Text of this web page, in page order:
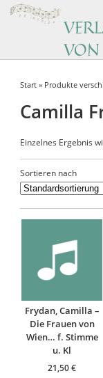
VON
Music by women
Start » Produkte
Camilla
Einzelnes Ergebnis
Sortieren nach
Frydan, Camilla –
Die Frauen von
Wien… f. Stimme
u. Kl
21,50€